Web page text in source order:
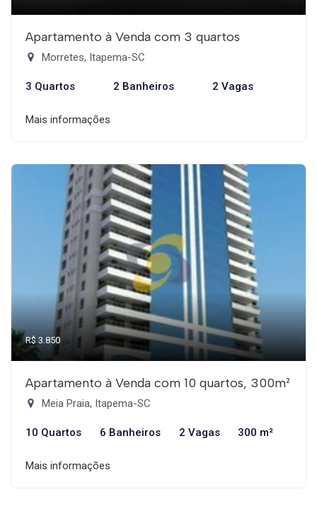
Apartamento à Venda com 3 quartos
Morretes, Itapema-SC
3 Quartos 2 Banheiros 2 Vagas
Mais informações
R$ 3.850
Apartamento à Venda com 10 quartos, 300m²
Meia Praia, Itapema-SC
10 Quartos 6 Banheiros 2 Vagas 300 m²
Mais informações